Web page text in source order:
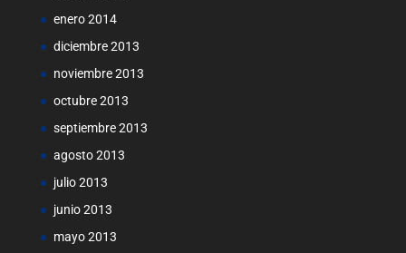
enero 2014
diciembre 2013
noviembre 2013
octubre 2013
septiembre 2013
agosto 2013
julio 2013
junio 2013
mayo 2013